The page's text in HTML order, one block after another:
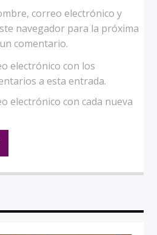
correo electrónico y
navegador para la próxima
comentario.
electrónico con los
a esta entrada.
electrónico con cada nueva